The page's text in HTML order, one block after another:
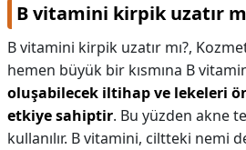
B vitamini kirpik uzatır
B vitamini kirpik uzatır mı?,
hemen büyük bir kısmına B
oluşabilecek iltihap ve lekeleri
etkiye sahiptir. Bu yüzden akne
kullanılır. B vitamini, ciltteki nemi